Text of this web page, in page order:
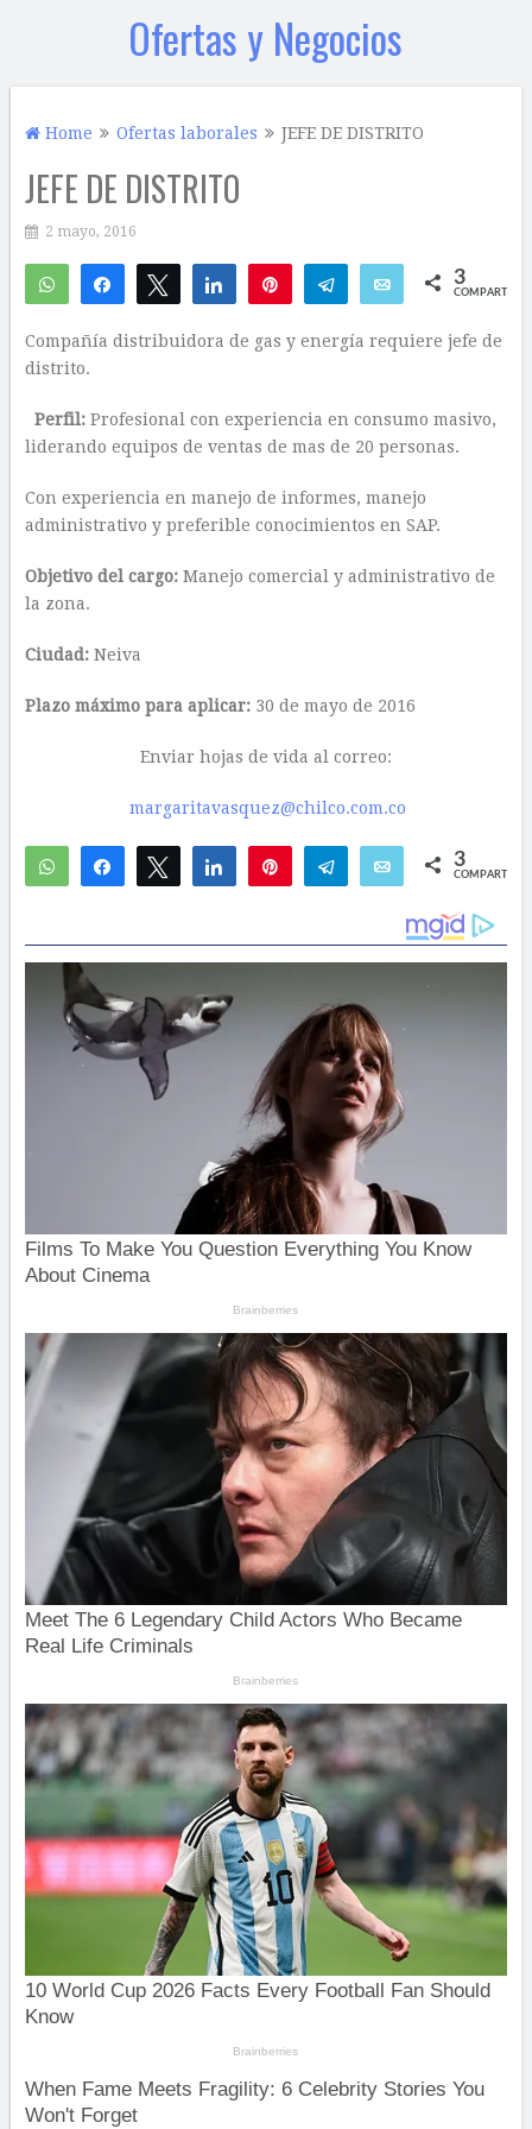
Ofertas y Negocios
Home Ofertas laborales JEFE DE DISTRITO
JEFE DE DISTRITO
2 mayo, 2016
WhatsAppCompartirTwittear Compartir Telegram Email 3
COMPARTIR
Compañía distribuidora de gas y energía requiere jefe de
distrito.
Perfil:Profesional con experiencia en consumo masivo,
liderando equipos de ventas de mas de 20 personas.
Con experiencia en manejo de informes, manejo
administrativo y preferible conocimientos en SAP.
Objetivo del cargo:Manejo comercial y administrativo de
la zona.
Ciudad:Neiva
Plazo máximo para aplicar:30 de mayo de 2016
Enviar hojas de vida al correo:
margaritavasquez@chilco.com.co
WhatsAppCompartirTwittear Compartir Telegram Email 3
COMPARTIR